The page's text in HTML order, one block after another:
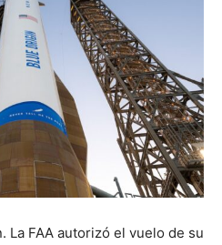
La FAA autorizó el vuelo de su